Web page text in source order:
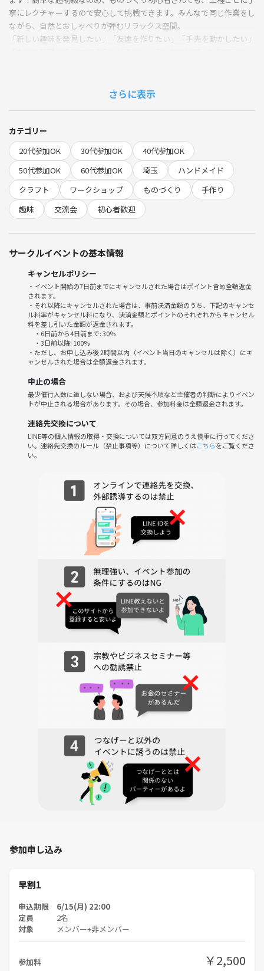
寧にレクチャーするので安心して挑戦できます。みんなで同じ作業をし
ながら、自然とおしゃべりが弾むリラックス空間。
「新しい趣味を発見したい」「友達を作りたい」「手先を動かしたい」
★こんな参加メリットがあります★
3. 作った作品はそのままお持ち帰り可能！
4. 今年話題のハンドメイドトレンドを体感できる✨
5. 手作りの工程を通じて、マインドフルネスや癒し時間を満喫
◆当日の流れ◆
12:30〜 川越周辺の会場集合＆受付
12:40〜主催者より簡単な自己紹介と材料配布
12:50〜クラフトバンドの基本テクニックを実演＆一緒に製作スター
ト！
・みんなでわいわい作業＆交流タイム（途中でおやつブレイクも◎）
14:00〜完成品の発表＆撮影タイム
14:30頃 現地解散
◆持ち物◆
材料費込みの参加料なので、飲み物と楽しむ気持ちを持ってきて頂けた
ら幸いです☺️
🌱サークルの雰囲気🌱
・「ものづくり」が好きな仲間が集まる和やかな雰囲気
・初参加でも安心。運営がしっかりサポートします！
・自分のペースで作業できるから不器用さんもOK
・毎回「ここで友達ができた」「ものづくりにハマった」と好評です
⚠️注意事項⚠️
下記の行為はご遠慮ください。
・過度なナンパ行為や迷惑行為
・開催内容や風景写真、動画のSNS等への無許可投稿
サークルやイベントの輪を乱す行動をする方、運営側の指示に従ってい
ただけない方や運営側が参加者様としてふさわしくないと判断した方
は、参加をお断りする場合がございます。
平日のお昼間、のんびり手を動かしながら世界にひとつだけの作品を作
ってみませんか？「楽しかった！」「また参加したい！」と感じてもら
えるクラフト時間、ご参加お待ちしています🧺✨
さらに表示
カテゴリー
20代参加OK
30代参加OK
40代参加OK
50代参加OK
60代参加OK 埼玉
ハンドメイド
クラフト
ワークショップ ものづくり
手作り
趣味
交流会 初心者歓迎
サークルイベントの基本情報
キャンセルポリシー
・イベント開始の7日前までにキャンセルされた場合はポイント含め全額返金
されます。
・それ以降にキャンセルされた場合は、事前決済金額のうち、下記のキャンセ
ル料率がキャンセル料になり、決済金額とポイントのそれぞれからキャンセル
料を差し引いた金額が返金されます。
・6日前から4日前まで: 30%
・3日前以降: 100%
・ただし、お申し込み後 2時間以内（イベント当日のキャンセルは除く）にキ
ャンセルされた場合は全額返金されます。
中止の場合
最少催行人数に達しない場合、および天候不順など主催者の判断によりイベン
トが中止される場合があります。その場合、参加料金は全額返金されます。
連絡先交換について
LINE等の個人情報の取得・交換については双方同意のうえ慎重に行ってくださ
い。連絡先交換のルール（禁止事項等）について詳しくはこちらをご覧くださ
い。
参加申し込み
早割1
申込期限 6/15(月) 22:00
定員 2名
対象 メンバー+非メンバー
参加料 ￥2,500